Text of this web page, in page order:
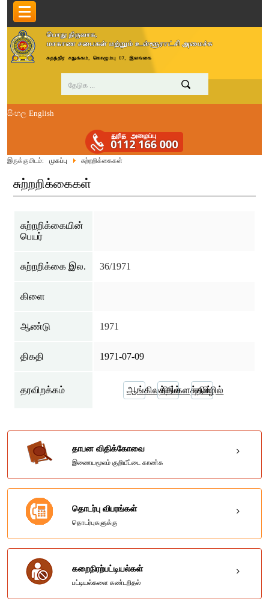
සිංහල English
இருக்குமிடம்: முகப்பு சுற்றறிக்கைகள்
சுற்றறிக்கைகள்
சுற்றறிக்கையின்
பெயர்
சுற்றறிக்கை இல. 36/1971
கிளை
ஆண்டு 1971
திகதி 1971-07-09
தரவிறக்கம் ஆங்கிலத்தில்சிங்களத்தில்
தமிழில்
தாபன விதிக்கோவை
இணையமூலம் குறியீட்டை காண்க
தொடர்பு விபரங்கள்
தொடர்புகளுக்கு
கறைநிரற்பட்டியல்கள்
பட்டியல்களை கண்டறிதல்